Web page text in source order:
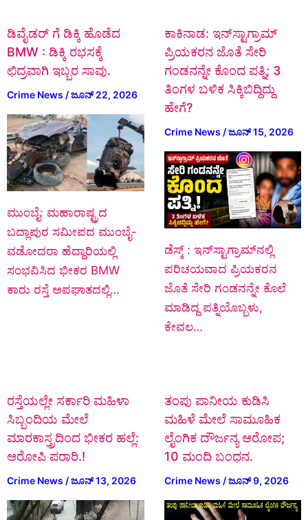
ಡಿವೈಡರ್ ಗೆ ಡಿಕ್ಕಿ ಹೊಡೆದ
BMW : ಡಿಕ್ಕಿ ರಭಸಕ್ಕೆ
ಛಿದ್ರವಾಗಿ ಇಬ್ಬರ ಸಾವು.
Crime News /ಜೂನ್ 22, 2026
ಮುಂಬೈ: ಮಹಾರಾಷ್ಟ್ರದ
ಬದ್ಲಾಪುರ ಸಮೀಪದ ಮುಂಬೈ-
ವಡೋದರಾ ಹೆದ್ದಾರಿಯಲ್ಲಿ
ಸಂಭವಿಸಿದ ಭೀಕರ BMW
ಕಾರು ರಸ್ತೆ ಅಪಘಾತದಲ್ಲಿ…
ಕಾಕಿನಾಡ: ಇನ್‌ಸ್ಟಾಗ್ರಾಮ್
ಪ್ರಿಯಕರನ ಜೊತೆ ಸೇರಿ
ಗಂಡನನ್ನೇ ಕೊಂದ ಪತ್ನಿ; 3
ತಿಂಗಳ ಬಳಿಕ ಸಿಕ್ಕಿಬಿದ್ದಿದ್ದು
ಹೇಗೆ?
Crime News /ಜೂನ್ 15, 2026
ಡೆಸ್ಕ್ : ಇನ್‌ಸ್ಟಾಗ್ರಾಮ್‌ನಲ್ಲಿ
ಪರಿಚಯವಾದ ಪ್ರಿಯಕರನ
ಜೊತೆ ಸೇರಿ ಗಂಡನನ್ನೇ ಕೊಲೆ
ಮಾಡಿದ್ದ ಪತ್ನಿಯೊಬ್ಬಳು,
ಕೇವಲ…
ರಸ್ತೆಯಲ್ಲೇ ಸರ್ಕಾರಿ ಮಹಿಳಾ
ಸಿಬ್ಬಂದಿಯ ಮೇಲೆ
ಮಾರಕಾಸ್ತ್ರದಿಂದ ಭೀಕರ ಹಲ್ಲೆ:
ಆರೋಪಿ ಪರಾರಿ.!
Crime News /ಜೂನ್ 13, 2026
ತಂಪು ಪಾನೀಯ ಕುಡಿಸಿ
ಮಹಿಳೆ ಮೇಲೆ ಸಾಮೂಹಿಕ
ಲೈಂಗಿಕ ದೌರ್ಜನ್ಯ ಆರೋಪ;
10 ಮಂದಿ ಬಂಧನ.
Crime News /ಜೂನ್ 9, 2026